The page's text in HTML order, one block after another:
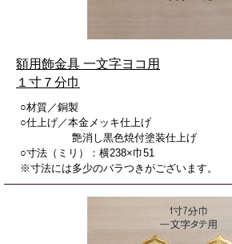
額用飾金具 一文字ヨコ用
１寸７分巾
○材質／銅製
○仕上げ／本金メッキ仕上げ
艶消し黒色焼付塗装仕上げ
○寸法（ミリ）：横238×巾51
※寸法には多少のバラつきがございます。